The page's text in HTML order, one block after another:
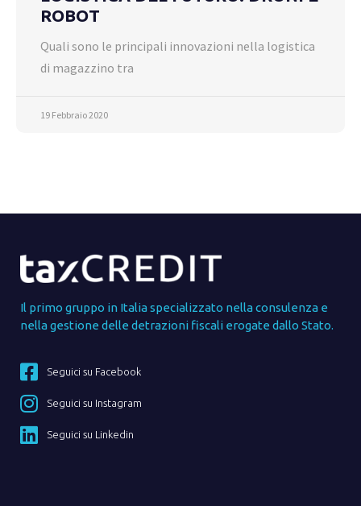
ROBOT
Quali sono le principali innovazioni nella logistica
di magazzino tra
19 Febbraio 2020
Il primo gruppo in Italia specializzato nella consulenza e
nella gestione delle detrazioni fiscali erogate dallo Stato.
Seguici su Facebook
Seguici su Instagram
Seguici su Linkedin